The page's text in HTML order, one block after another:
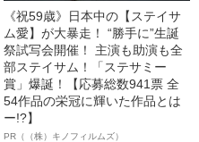
《祝59歳》日本中の【ステイサ
ム愛】が大暴走！ “勝手に”生誕
祭試写会開催！ 主演も助演も全
部ステイサム！「ステサミー
賞」爆誕！【応募総数941票 全
54作品の栄冠に輝いた作品とは
ー!?】
PR（（株）キノフィルムズ）